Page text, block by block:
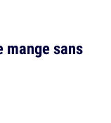
mange sans